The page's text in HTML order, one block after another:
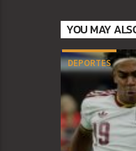
YOU MAY
DEPORTES